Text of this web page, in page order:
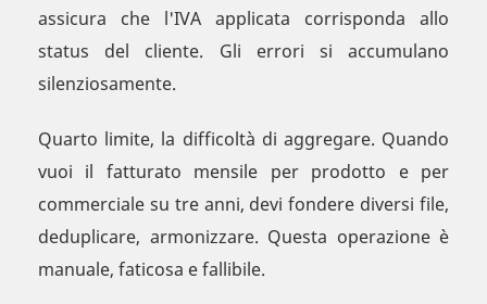
assicura che l'IVA applicata corrisponda allo
status del cliente. Gli errori si accumulano
silenziosamente.
Quarto limite, la difficoltà di aggregare. Quando
vuoi il fatturato mensile per prodotto e per
commerciale su tre anni, devi fondere diversi file,
deduplicare, armonizzare. Questa operazione è
manuale, faticosa e fallibile.